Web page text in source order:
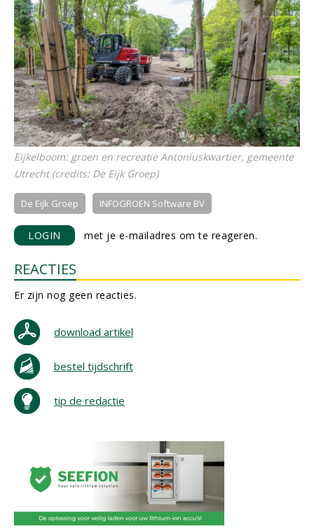
Eijkelboom: groen en recreatie Antoniuskwartier, gemeente
Utrecht (credits: De Eijk Groep)
De Eijk Groep INFOGROEN Software BV
LOGIN met je e-mailadres om te reageren.
REACTIES
Er zijn nog geen reacties.
download artikel
bestel tijdschrift
tip de redactie